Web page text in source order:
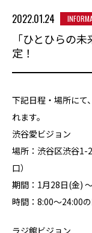
2022.01.24
「ひとひらの
定！
下記日程・場所にて
れます。
渋谷愛ビジョン
場所：渋谷区渋谷
口）
期間：1月28日(金)
時間：8:00～24:00
ラジ館ビジョン